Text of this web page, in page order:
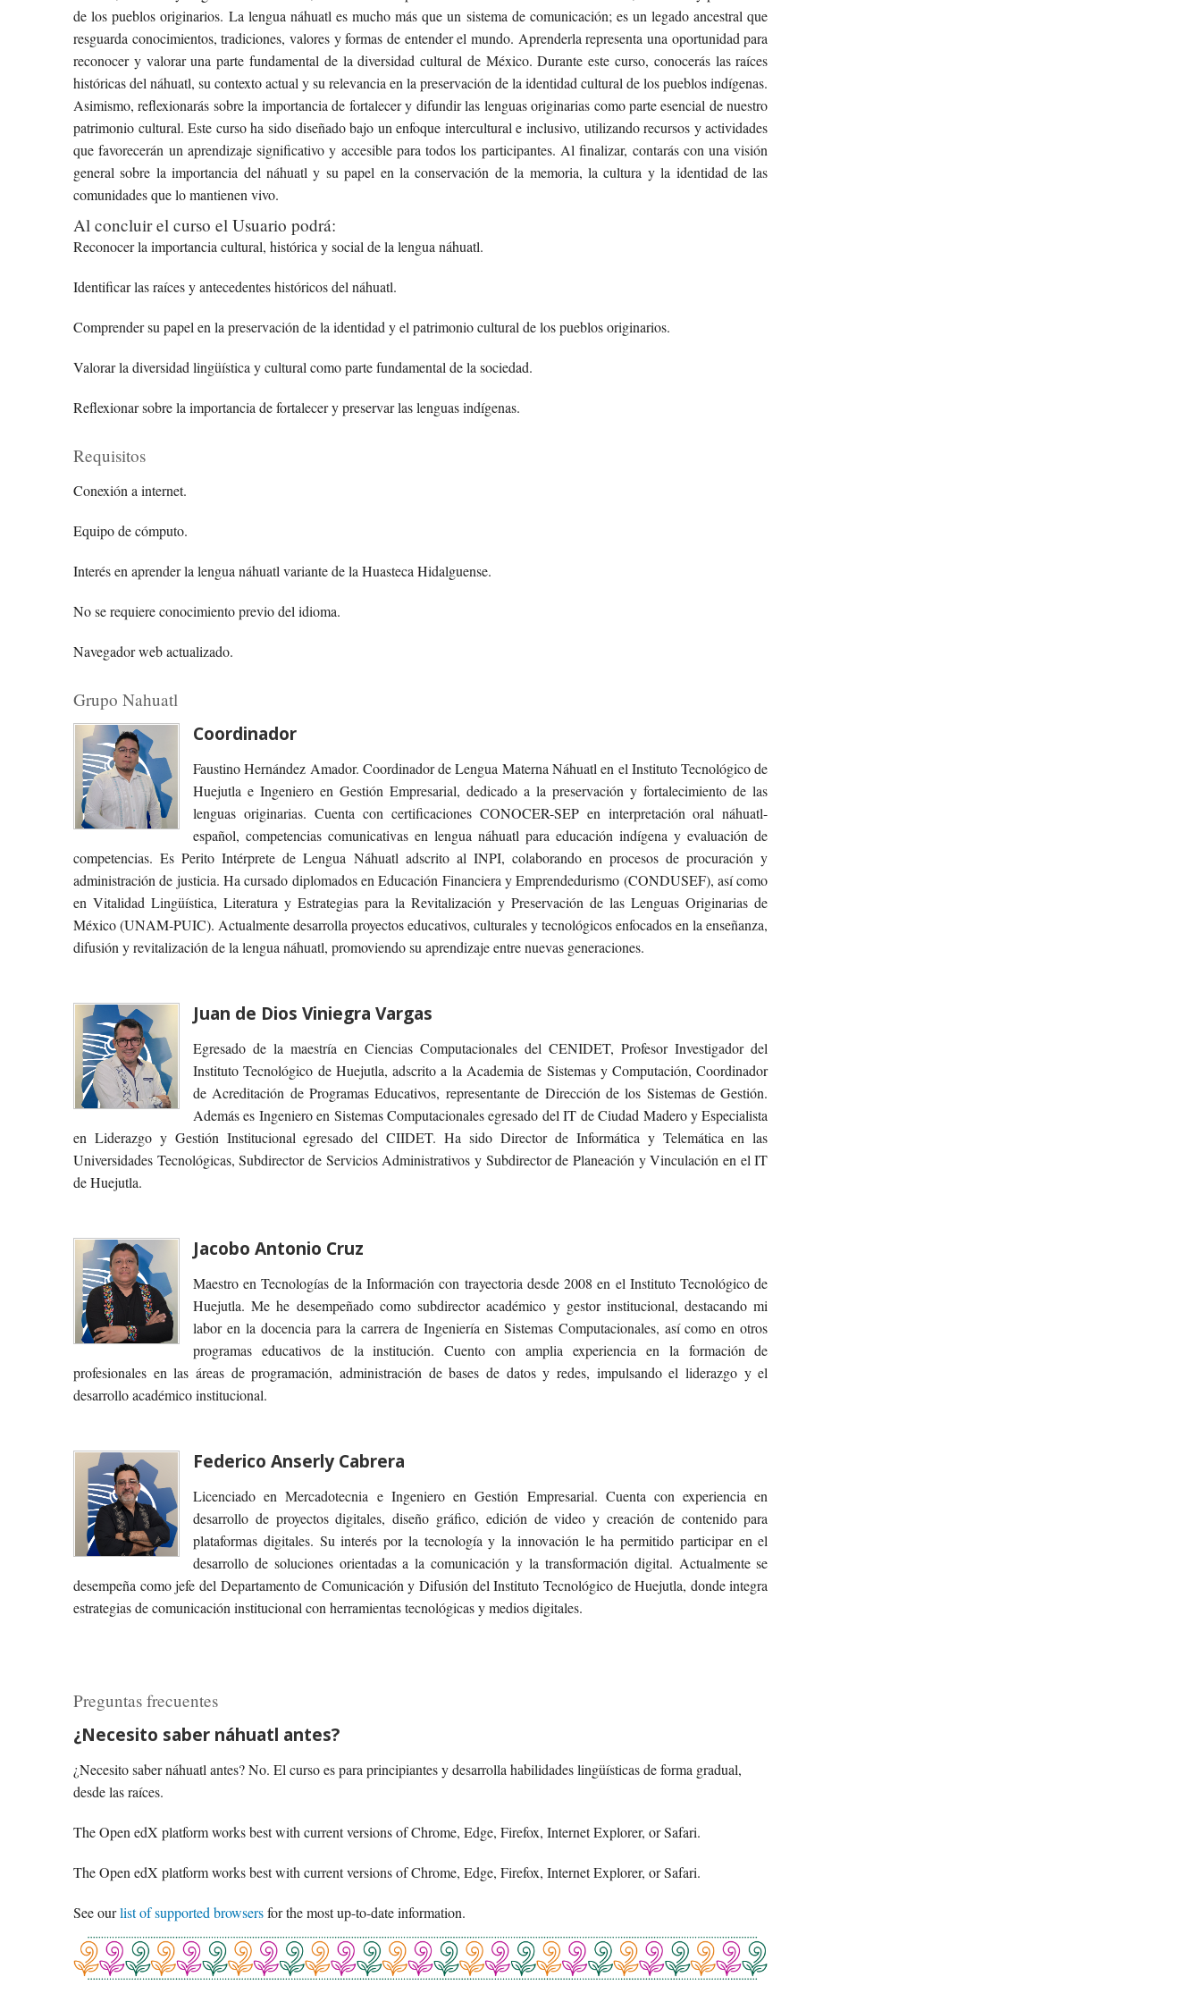
de los pueblos originarios. La lengua náhuatl es mucho más que un sistema de comunicación; es un legado ancestral que
resguarda conocimientos, tradiciones, valores y formas de entender el mundo. Aprenderla representa una oportunidad para
reconocer y valorar una parte fundamental de la diversidad cultural de México. Durante este curso, conocerás las raíces
históricas del náhuatl, su contexto actual y su relevancia en la preservación de la identidad cultural de los pueblos indígenas.
Asimismo, reflexionarás sobre la importancia de fortalecer y difundir las lenguas originarias como parte esencial de nuestro
patrimonio cultural. Este curso ha sido diseñado bajo un enfoque intercultural e inclusivo, utilizando recursos y actividades
que favorecerán un aprendizaje significativo y accesible para todos los participantes. Al finalizar, contarás con una visión
general sobre la importancia del náhuatl y su papel en la conservación de la memoria, la cultura y la identidad de las
comunidades que lo mantienen vivo.
Al concluir el curso el Usuario podrá:
Reconocer la importancia cultural, histórica y social de la lengua náhuatl.
Identificar las raíces y antecedentes históricos del náhuatl.
Comprender su papel en la preservación de la identidad y el patrimonio cultural de los pueblos originarios.
Valorar la diversidad lingüística y cultural como parte fundamental de la sociedad.
Reflexionar sobre la importancia de fortalecer y preservar las lenguas indígenas.
Requisitos
Conexión a internet.
Equipo de cómputo.
Interés en aprender la lengua náhuatl variante de la Huasteca Hidalguense.
No se requiere conocimiento previo del idioma.
Navegador web actualizado.
Grupo Nahuatl
Coordinador
Faustino Hernández Amador. Coordinador de Lengua Materna Náhuatl en el Instituto Tecnológico de
Huejutla e Ingeniero en Gestión Empresarial, dedicado a la preservación y fortalecimiento de las
lenguas originarias. Cuenta con certificaciones CONOCER-SEP en interpretación oral náhuatl-
español, competencias comunicativas en lengua náhuatl para educación indígena y evaluación de
competencias. Es Perito Intérprete de Lengua Náhuatl adscrito al INPI, colaborando en procesos de procuración y
administración de justicia. Ha cursado diplomados en Educación Financiera y Emprendedurismo (CONDUSEF), así como
en Vitalidad Lingüística, Literatura y Estrategias para la Revitalización y Preservación de las Lenguas Originarias de
México (UNAM-PUIC). Actualmente desarrolla proyectos educativos, culturales y tecnológicos enfocados en la enseñanza,
difusión y revitalización de la lengua náhuatl, promoviendo su aprendizaje entre nuevas generaciones.
Juan de Dios Viniegra Vargas
Egresado de la maestría en Ciencias Computacionales del CENIDET, Profesor Investigador del
Instituto Tecnológico de Huejutla, adscrito a la Academia de Sistemas y Computación, Coordinador
de Acreditación de Programas Educativos, representante de Dirección de los Sistemas de Gestión.
Además es Ingeniero en Sistemas Computacionales egresado del IT de Ciudad Madero y Especialista
en Liderazgo y Gestión Institucional egresado del CIIDET. Ha sido Director de Informática y Telemática en las
Universidades Tecnológicas, Subdirector de Servicios Administrativos y Subdirector de Planeación y Vinculación en el IT
de Huejutla.
Jacobo Antonio Cruz
Maestro en Tecnologías de la Información con trayectoria desde 2008 en el Instituto Tecnológico de
Huejutla. Me he desempeñado como subdirector académico y gestor institucional, destacando mi
labor en la docencia para la carrera de Ingeniería en Sistemas Computacionales, así como en otros
programas educativos de la institución. Cuento con amplia experiencia en la formación de
profesionales en las áreas de programación, administración de bases de datos y redes, impulsando el liderazgo y el
desarrollo académico institucional.
Federico Anserly Cabrera
Licenciado en Mercadotecnia e Ingeniero en Gestión Empresarial. Cuenta con experiencia en
desarrollo de proyectos digitales, diseño gráfico, edición de video y creación de contenido para
plataformas digitales. Su interés por la tecnología y la innovación le ha permitido participar en el
desarrollo de soluciones orientadas a la comunicación y la transformación digital. Actualmente se
desempeña como jefe del Departamento de Comunicación y Difusión del Instituto Tecnológico de Huejutla, donde integra
estrategias de comunicación institucional con herramientas tecnológicas y medios digitales.
Preguntas frecuentes
¿Necesito saber náhuatl antes?
¿Necesito saber náhuatl antes? No. El curso es para principiantes y desarrolla habilidades lingüísticas de forma gradual,
desde las raíces.
The Open edX platform works best with current versions of Chrome, Edge, Firefox, Internet Explorer, or Safari.
The Open edX platform works best with current versions of Chrome, Edge, Firefox, Internet Explorer, or Safari.
See ourlist of supported browsersfor the most up-to-date information.